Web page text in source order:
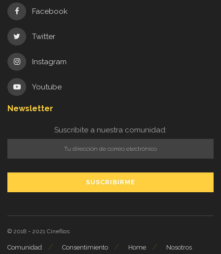
Facebook
Twitter
Instagram
Youtube
Newsletter
Suscribite a nuestra comunidad:
© 2018 - 2021 Cinefilos
Comunidad Consentimiento Home Nosotros